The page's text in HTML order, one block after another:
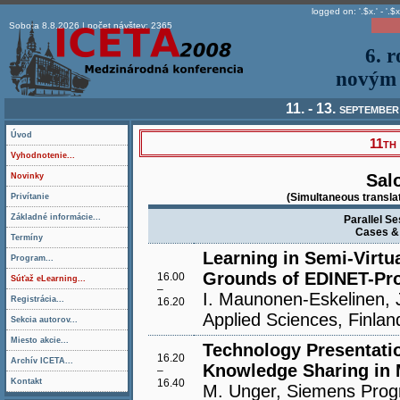
logged on: '.$x.' -
Sobota 8.8.2026 | počet návštev: 2365
6.
11. - 13.
11th
(Simultaneous
Parallel
Cases
16.00
–
16.20
Learning in Semi-
Grounds of EDINET-
I. Maunonen-Eskelinen,
Applied Sciences,
16.20
–
16.40
Technology
Knowledge Sharing
M. Unger, Siemens
Úvod
Vyhodnotenie...
Novinky
Privítanie
Základné informácie...
Termíny
Program...
Súťaž eLearning...
Registrácia...
Sekcia autorov...
Miesto akcie...
Archív ICETA...
Kontakt